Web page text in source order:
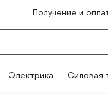
Получение и
Электрика Силовая